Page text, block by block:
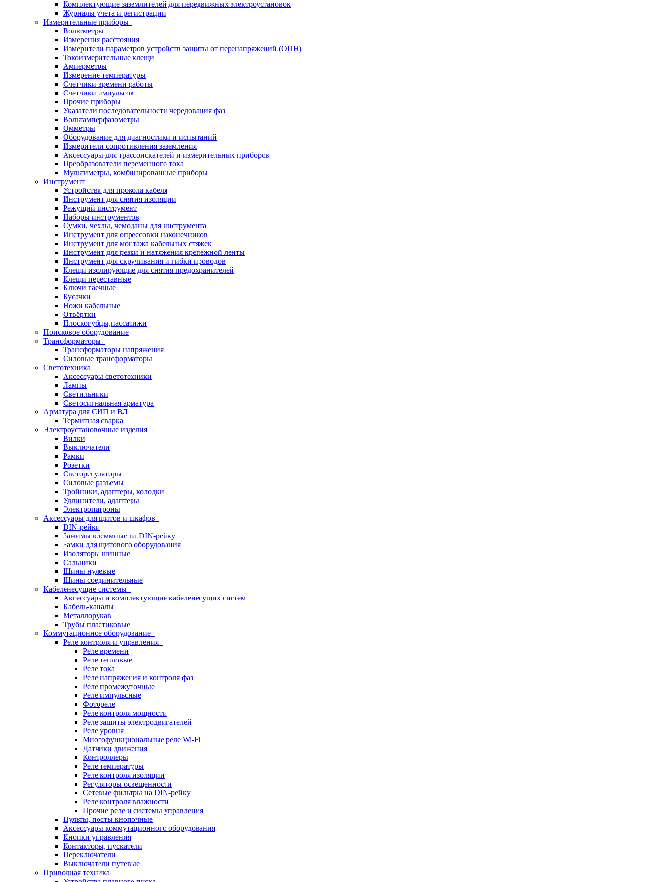
Комплектующие заземлителей для передвижных электроустановок
Журналы учета и регистрации
Измерительные приборы
Вольтметры
Измерения расстояния
Измерители параметров устройств защиты от перенапряжений (ОПН)
Токоизмерительные клещи
Амперметры
Измерение температуры
Счетчики времени работы
Счетчики импульсов
Прочие приборы
Указатели последовательности чередования фаз
Вольтамперфазометры
Омметры
Оборудование для диагностики и испытаний
Измерители сопротивления заземления
Аксессуары для трассоискателей и измерительных приборов
Преобразователи переменного тока
Мультиметры, комбинированные приборы
Инструмент
Устройства для прокола кабеля
Инструмент для снятия изоляции
Режущий инструмент
Наборы инструментов
Сумки, чехлы, чемоданы для инструмента
Инструмент для опрессовки наконечников
Инструмент для монтажа кабельных стяжек
Инструмент для резки и натяжения крепежной ленты
Инструмент для скручивания и гибки проводов
Клещи изолирующие для снятия предохранителей
Клещи переставные
Ключи гаечные
Кусачки
Ножи кабельные
Отвёртки
Плоскогубцы,пассатижи
Поисковое оборудование
Трансформаторы
Трансформаторы напряжения
Силовые трансформаторы
Светотехника
Аксессуары светотехники
Лампы
Светильники
Светосигнальная арматура
Арматура для СИП и ВЛ
Термитная сварка
Электроустановочные изделия
Вилки
Выключатели
Рамки
Розетки
Светорегуляторы
Силовые разъемы
Тройники, адаптеры, колодки
Удлинители, адаптеры
Электропатроны
Аксессуары для щитов и шкафов
DIN-рейки
Зажимы клеммные на DIN-рейку
Замки для щитового оборудования
Изоляторы шинные
Сальники
Шины нулевые
Шины соединительные
Кабеленесущие системы
Аксессуары и комплектующие кабеленесущих систем
Кабель-каналы
Металлорукав
Трубы пластиковые
Коммутационное оборудование
Реле контроля и управления
Реле времени
Реле тепловые
Реле тока
Реле напряжения и контроля фаз
Реле промежуточные
Реле импульсные
Фотореле
Реле контроля мощности
Реле защиты электродвигателей
Реле уровня
Многофункциональные реле Wi-Fi
Датчики движения
Контроллеры
Реле температуры
Реле контроля изоляции
Регуляторы освещенности
Сетевые фильтры на DIN-рейку
Реле контроля влажности
Прочие реле и системы управления
Пульты, посты кнопочные
Аксессуары коммутационного оборудования
Кнопки управления
Контакторы, пускатели
Переключатели
Выключатели путевые
Приводная техника